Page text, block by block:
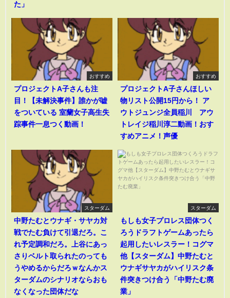
た」
おすすめ
プロジェクトA子さんも注
目！【未解決事件】誰かが嘘
をついている 室蘭女子高生失
踪事件一息つく動画！
おすすめ
プロジェクトA子さんほしい
物リスト公開15円から！ ア
ウトジュンジ全員稲川 アウ
トレイジ稲川淳二動画！おす
すめアニメ！声優
スターダム
中野たむとウナギ・サヤカ対
戦でたむ負けて引退だろ。こ
れ予定調和だろ。上谷にあっ
さりベルト取られたのっても
うやめるからだろｗなんかス
ターダムのシナリオならおも
なくなった団体だな
スターダム
もしも女子プロレス団体つく
ろうドラフトゲームあったら
起用したいレスラー！コグマ
他【スターダム】中野たむと
ウナギサヤカがハイリスク条
件突きつけ合う「中野たむ廃
業」